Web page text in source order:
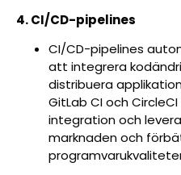
4. CI/CD-pipelines
CI/CD-pipelines
att integrera
distribuera
GitLab CI och
integration och
marknaden och